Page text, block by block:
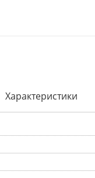
Характеристики